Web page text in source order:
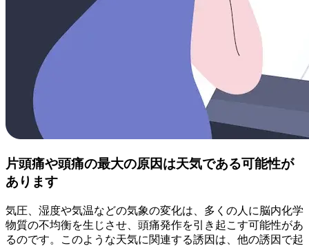
片頭痛や頭痛の最大の原因は天気である可能性が
あります
気圧、湿度や気温などの気象の変化は、多くの人に脳内化学
物質の不均衡を生じさせ、頭痛発作を引き起こす可能性があ
るのです。このような天気に関連する誘因は、他の誘因で起